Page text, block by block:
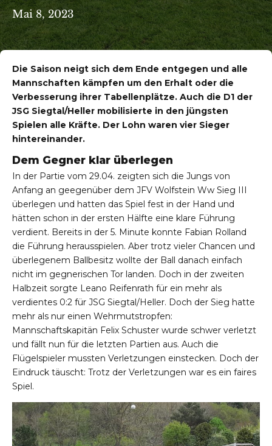
Mai 8, 2023
Die Saison neigt sich dem Ende entgegen und alle
Mannschaften kämpfen um den Erhalt oder die
Verbesserung ihrer Tabellenplätze. Auch die D1 der
JSG Siegtal/Heller mobilisierte in den jüngsten
Spielen alle Kräfte. Der Lohn waren vier Sieger
hintereinander.
Dem Gegner klar überlegen
In der Partie vom 29.04. zeigten sich die Jungs von
Anfang an geegenüber dem JFV Wolfstein Ww Sieg III
überlegen und hatten das Spiel fest in der Hand und
hätten schon in der ersten Hälfte eine klare Führung
verdient. Bereits in der 5. Minute konnte Fabian Rolland
die Führung herausspielen. Aber trotz vieler Chancen und
überlegenem Ballbesitz wollte der Ball danach einfach
nicht im gegnerischen Tor landen. Doch in der zweiten
Halbzeit sorgte Leano Reifenrath für ein mehr als
verdientes 0:2 für JSG Siegtal/Heller. Doch der Sieg hatte
mehr als nur einen Wehrmutstropfen:
Mannschaftskapitän Felix Schuster wurde schwer verletzt
und fällt nun für die letzten Partien aus. Auch die
Flügelspieler mussten Verletzungen einstecken. Doch der
Eindruck täuscht: Trotz der Verletzungen war es ein faires
Spiel.